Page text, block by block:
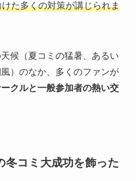
た多くの対策が講じられま
候（夏コミの猛暑、あるい
）のなか、多くのファンが
クルと一般参加者の熱い交
冬コミ大成功を飾った